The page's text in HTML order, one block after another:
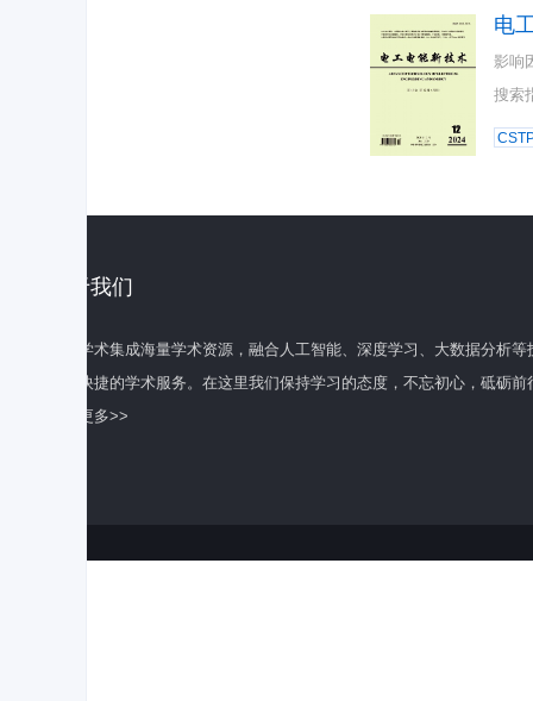
电
影响
搜索
关于我们
百度学术集成海量学术资源，融合人工智能、深度学习、大数据分析
全面快捷的学术服务。在这里我们保持学习的态度，不忘初心，砥砺前
了解更多>>